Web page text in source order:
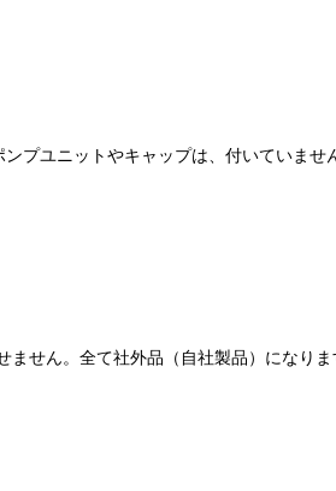
ユニットやキャップは、付いていま
せん。全て社外品（自社製品）になりま